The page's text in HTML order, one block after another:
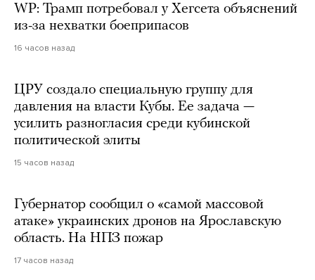
WP: Трамп потребовал у Хегсета объяснений
из-за нехватки боеприпасов
16 часов назад
ЦРУ создало специальную группу для
давления на власти Кубы. Ее задача —
усилить разногласия среди кубинской
политической элиты
15 часов назад
Губернатор сообщил о «самой массовой
атаке» украинских дронов на Ярославскую
область. На НПЗ пожар
17 часов назад